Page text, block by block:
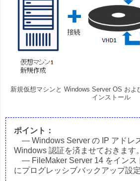
新規仮想マシンと Windows Server OS お
インストール
ポイント：
― Windows Server の IP アドレ
Windows 認証を済ませておきます。
― FileMaker Server 14 をインス
にプログレッシブバックアップ設